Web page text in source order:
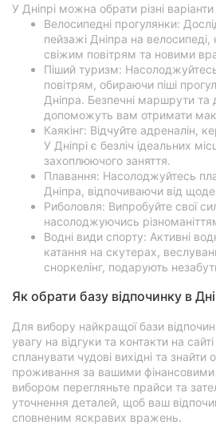
У Дніпрі можна обрати різні
Велосипедні прогулянки:
пейзажі Дніпра на
свіжим повітрям та новими
Піший туризм:
повітрям, обираючи піші
Дніпра. Безпечні маршрути та
допоможуть вам отримати
Каякінг: Відчуйте адреналін,
У Дніпрі є безліч ідеальних
захоплюючого заняття.
Плавання: Насолоджуйтесь
Дніпра, відпочиваючи від
Риболовля: Випробуйте свої
насолоджуючись
Водні види спорту: Активні
катання на скутерах,
сноркелінг, подарують
Як обрати базу відпочинку в
Для вибору найкращої бази
увагу на відгуки та контакти на
спланувати чудові вихідні та знайти
проживання за вашими
вибором перегляньте прайси та
уточнення деталей, щоб ваш
сповненим яскравих вражень.